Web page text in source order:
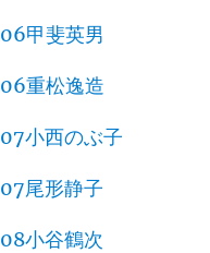
06甲斐英男
06重松逸造
07小西のぶ子
07尾形静子
08小谷鶴次